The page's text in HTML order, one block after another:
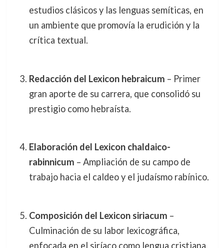
estudios clásicos y las lenguas semíticas, en
un ambiente que promovía la erudición y la
crítica textual.
Redacción del Lexicon hebraicum – Primer
gran aporte de su carrera, que consolidó su
prestigio como hebraísta.
Elaboración del Lexicon chaldaico-
rabinnicum – Ampliación de su campo de
trabajo hacia el caldeo y el judaísmo rabínico.
Composición del Lexicon siriacum –
Culminación de su labor lexicográfica,
enfocada en el siríaco como lengua cristiana